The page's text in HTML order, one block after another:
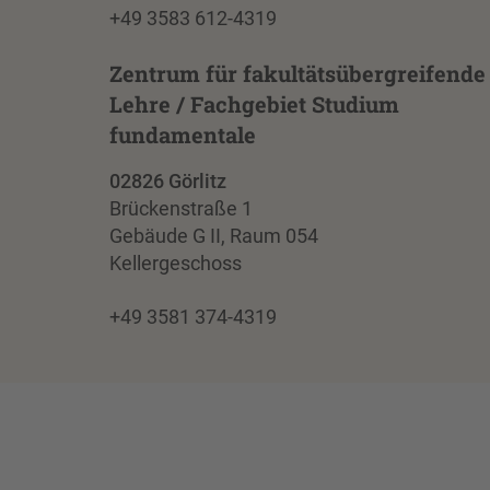
+49 3583 612-4319
Zentrum für fakultätsübergreifende
Lehre / Fachgebiet Studium
fundamentale
02826 Görlitz
Brückenstraße 1
Gebäude G II, Raum 054
Kellergeschoss
+49 3581 374-4319